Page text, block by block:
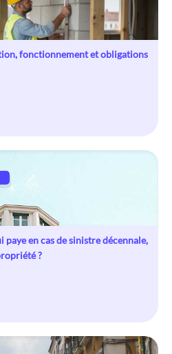
fonctionnement et obligations
en cas de sinistre décennale,
?